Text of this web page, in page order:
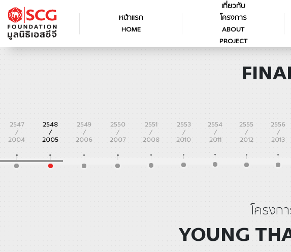
หน้าแรก
HOME
เกี่ยวกับ
โครงการ
ABOUT
PROJECT
2547
/
2004
2548
/
2005
2549
/
2006
2550
/
2007
2551
/
2008
2553
/
2010
2554
/
2011
2555
/
2012
2556
/
2013
โครงก
YOUNG